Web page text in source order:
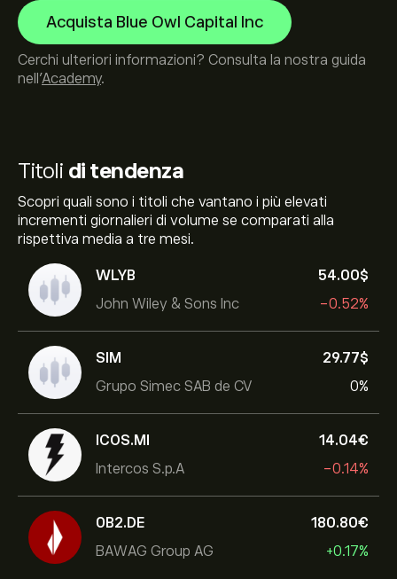
Titoli di tendenza
Scopri quali sono i titoli che vantano i più elevati
incrementi giornalieri di volume se comparati alla
rispettiva media a tre mesi.
WLYB
John Wiley & Sons Inc
54.00‎$‎
-0.52%
SIM
Grupo Simec SAB de CV
29.77‎$‎
0%
ICOS.MI
Intercos S.p.A
14.04‎€‎
-0.14%
0B2.DE
BAWAG Group AG
180.80‎€‎
+0.17%
Acquista Blue Owl Capital Inc
Cerchi ulteriori informazioni? Consulta la nostra guida
nell’Academy.